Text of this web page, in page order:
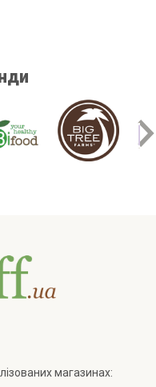
магазинах: